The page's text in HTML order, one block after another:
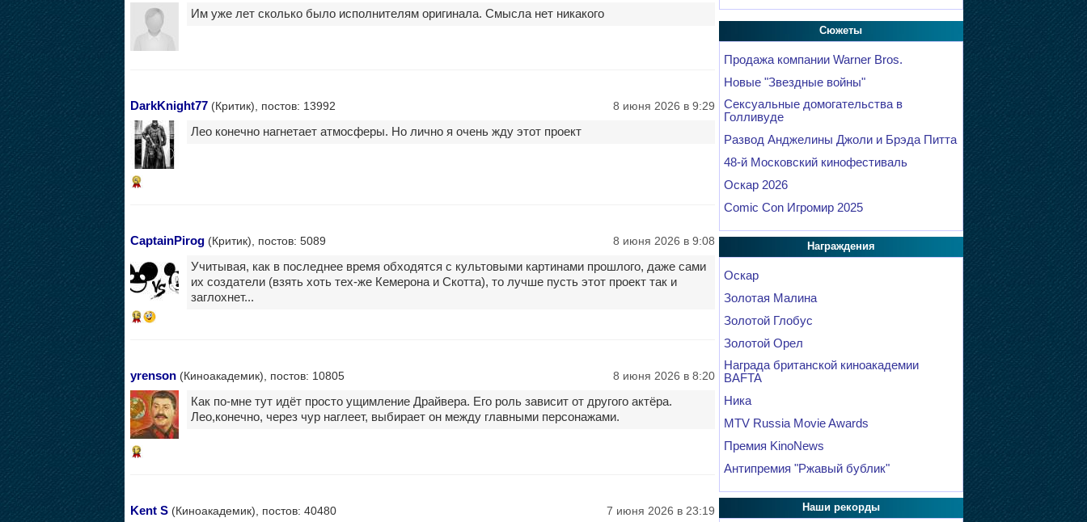
Им уже лет сколько было исполнителям оригинала. Смысла нет никакого
DarkKnight77(Критик), постов: 13992 8 июня 2026 в 9:29
5
Лео конечно нагнетает атмосферы. Но лично я очень жду этот проект
CaptainPirog(Критик), постов: 5089 8 июня 2026 в 9:08
15
Учитывая, как в последнее время обходятся с культовыми картинами прошлого, даже сами
их создатели (взять хоть тех-же Кемерона и Скотта), то лучше пусть этот проект так и
заглохнет...
yrenson(Киноакадемик), постов: 10805 8 июня 2026 в 8:20
12
Как по-мне тут идёт просто ущимление Драйвера. Его роль зависит от другого актёра.
Лео,конечно, через чур наглеет, выбирает он между главными персонажами.
Kent S(Киноакадемик), постов: 40480 7 июня 2026 в 23:19
Сюжеты
Продажа компании Warner Bros.
Новые "Звездные войны"
Сексуальные домогательства в
Голливуде
Развод Анджелины Джоли и Брэда Питта
48-й Московский кинофестиваль
Оскар 2026
Comic Con Игромир 2025
Награждения
Оскар
Золотая Малина
Золотой Глобус
Золотой Орел
Награда британской киноакадемии
BAFTA
Ника
MTV Russia Movie Awards
Премия KinoNews
Антипремия "Ржавый бублик"
Наши рекорды